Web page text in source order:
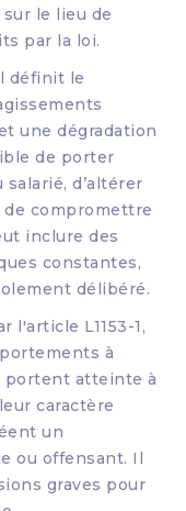
le lieu de
par la loi.
définit le
une dégradation
de porter
d’altérer
compromettre
inclure des
constantes,
délibéré.
l'article L1153-1,
à
portent atteinte à
caractère
un
ou offensant. Il
graves pour